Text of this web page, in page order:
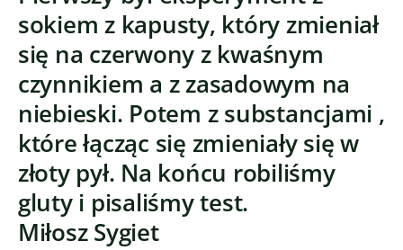
sokiem z kapusty, który zmieniał
się na czerwony z kwaśnym
czynnikiem a z zasadowym na
niebieski. Potem z substancjami ,
które łącząc się zmieniały się w
złoty pył. Na końcu robiliśmy
gluty i pisaliśmy test.
Miłosz Sygiet